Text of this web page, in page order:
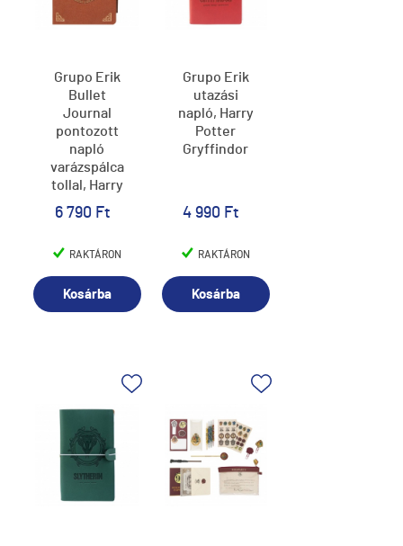
Grupo Erik
Bullet
Journal
pontozott
napló
varázspálca
tollal, Harry
Potter
6 790 Ft
RAKTÁRON
Kosárba
Grupo Erik
utazási
napló, Harry
Potter
Gryffindor
4 990 Ft
RAKTÁRON
Kosárba